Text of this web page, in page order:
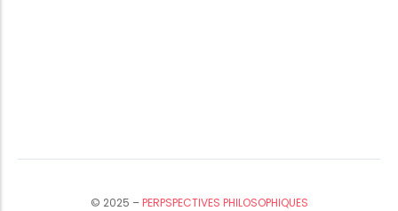
© 2025 –PERPSPECTIVES PHILOSOPHIQUES